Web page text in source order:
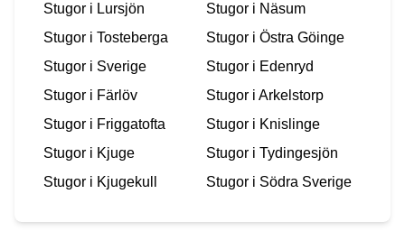
Stugor i Lursjön Stugor i Näsum
Stugor i Tosteberga Stugor i Östra Göinge
Stugor i Sverige Stugor i Edenryd
Stugor i Färlöv Stugor i Arkelstorp
Stugor i Friggatofta Stugor i Knislinge
Stugor i Kjuge Stugor i Tydingesjön
Stugor i Kjugekull Stugor i Södra Sverige